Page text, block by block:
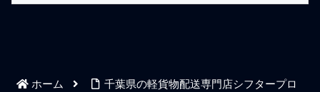
ホーム
千葉県の軽貨物配送専門店シフタープロ